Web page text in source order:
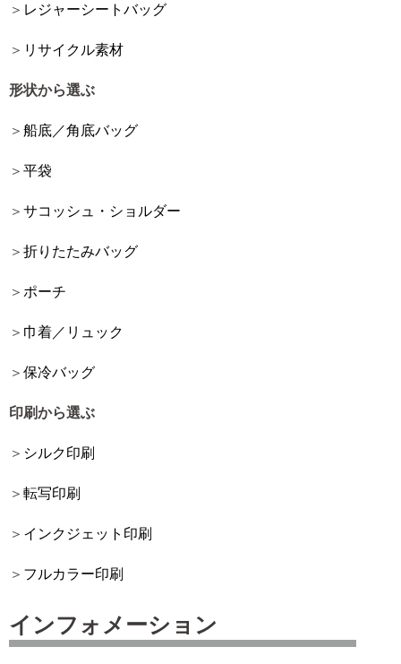
レジャーシートバッグ
リサイクル素材
形状から選ぶ
船底／角底バッグ
平袋
サコッシュ・ショルダー
折りたたみバッグ
ポーチ
巾着／リュック
保冷バッグ
印刷から選ぶ
シルク印刷
転写印刷
インクジェット印刷
フルカラー印刷
インフォメーション